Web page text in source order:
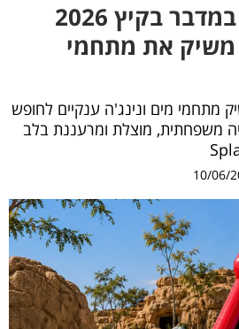
אקסטרים ומים במדבר בקיץ 2026
משיק את מתחמי
מתחמי מים ונינג'ה ענקיים לחופש
משפחתית, מוצלת ומרעננת בלב
10/06/